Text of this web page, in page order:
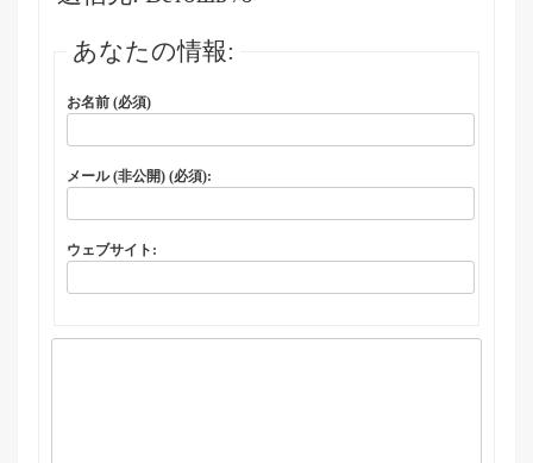
あなたの情報:
お名前 (必須)
メール (非公開) (必須):
ウェブサイト: